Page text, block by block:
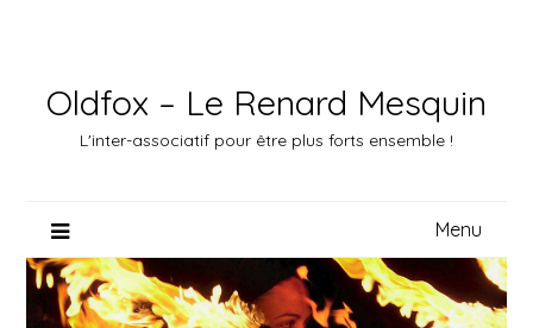
Oldfox – Le Renard Mesquin
L'inter-associatif pour être plus forts ensemble !
Menu